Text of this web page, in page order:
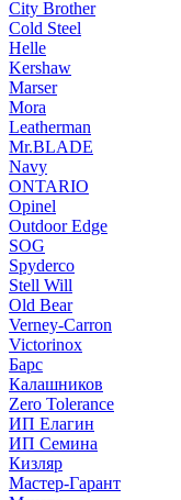
City Brother
Cold Steel
Helle
Kershaw
Marser
Mora
Leatherman
Mr.BLADE
Navy
ONTARIO
Opinel
Outdoor Edge
SOG
Spyderco
Stell Will
Old Bear
Verney-Carron
Victorinox
Барс
Калашников
Zero Tolerance
ИП Елагин
ИП Семина
Кизляр
Мастер-Гарант